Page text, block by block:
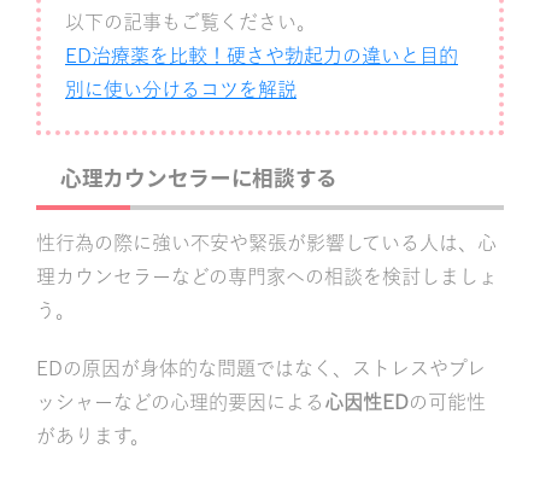
以下の記事もご覧ください。
ED治療薬を比較！硬さや勃起力の違いと目的
別に使い分けるコツを解説
心理カウンセラーに相談する
性行為の際に強い不安や緊張が影響している人は、心
理カウンセラーなどの専門家への相談を検討しましょ
う。
EDの原因が身体的な問題ではなく、ストレスやプレ
ッシャーなどの心理的要因による 心因性EDの可能性
があります。